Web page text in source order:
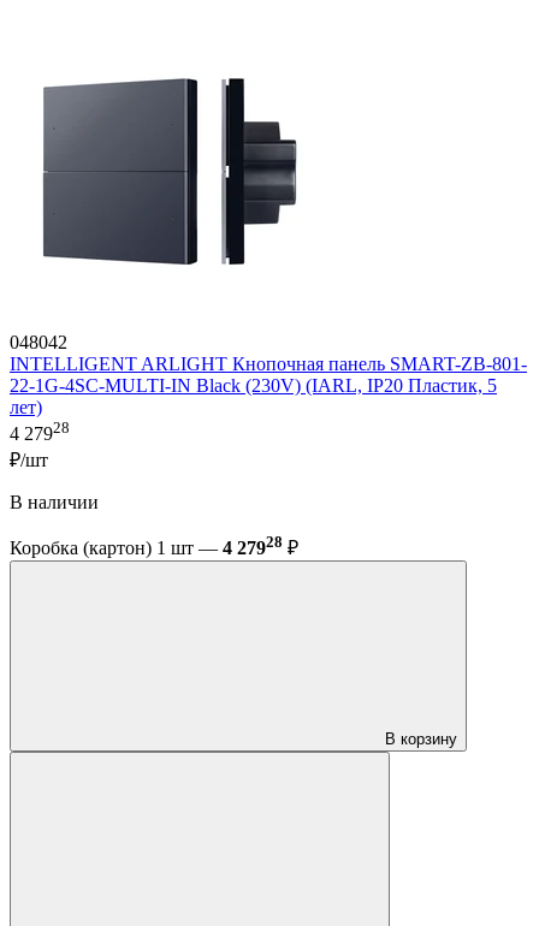
048042
INTELLIGENT ARLIGHT Кнопочная панель SMART-ZB-801-
22-1G-4SC-MULTI-IN Black (230V) (IARL, IP20 Пластик, 5
лет)
4 27928
₽/шт
В наличии
Коробка (картон) 1 шт — 4 27928 ₽
В корзину